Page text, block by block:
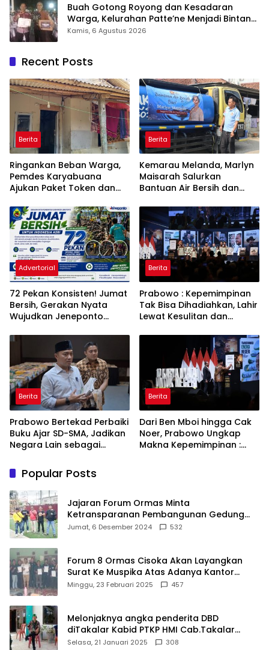
Buah Gotong Royong dan Kesadaran
Warga, Kelurahan Patte’ne Menjadi Bintang
Takalar Award 2026
Kamis, 6 Agustus 2026
Recent Posts
Berita
Ringankan Beban Warga,
Pemdes Karyabuana
Ajukan Paket Token dan
PLN
Berita
Kemarau Melanda, Marlyn
Maisarah Salurkan
Bantuan Air Bersih dan
Babakan Madang
Advertorial
72 Pekan Konsisten! Jumat
Bersih, Gerakan Nyata
Wujudkan Jeneponto
ASRI
Berita
Prabowo : Kepemimpinan
Tak Bisa Dihadiahkan, Lahir
Lewat Kesulitan dan
Berita
Prabowo Bertekad Perbaiki
Buku Ajar SD-SMA, Jadikan
Negara Lain sebagai
Berita
Dari Ben Mboi hingga Cak
Noer, Prabowo Ungkap
Makna Kepemimpinan :
Popular Posts
Jajaran Forum Ormas Minta
Ketransparanan Pembangunan Gedung
Damkar Di Kecamatan Cisoka
Jumat, 6 Desember 2024 532
Forum 8 Ormas Cisoka Akan Layangkan
Surat Ke Muspika Atas Adanya Kantor
Matel di Cisoka
Minggu, 23 Februari 2025 457
Melonjaknya angka penderita DBD
diTakalar Kabid PTKP HMI Cab.Takalar
angkat bicara
Selasa, 21 Januari 2025 308